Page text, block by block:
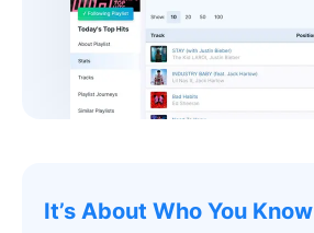
It’s About Who You Know